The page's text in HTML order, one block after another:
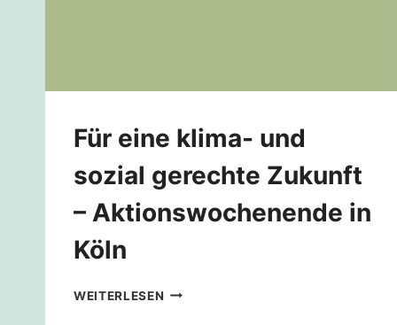
Für eine klima- und
sozial gerechte Zukunft
– Aktionswochenende in
Köln
WEITERLESEN FÜR